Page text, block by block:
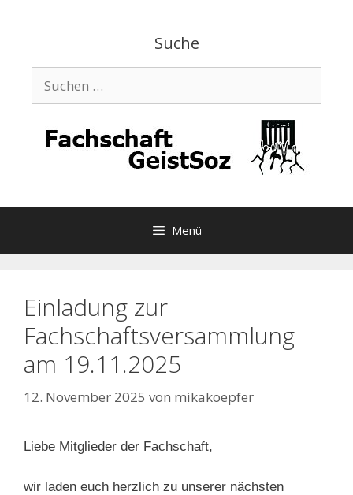
Suche
nach:
Menü
Einladung zur
Fachschaftsversammlung
am 19.11.2025
12. November 2025 von mikakoepfer
Liebe Mitglieder der Fachschaft,
wir laden euch herzlich zu unserer nächsten